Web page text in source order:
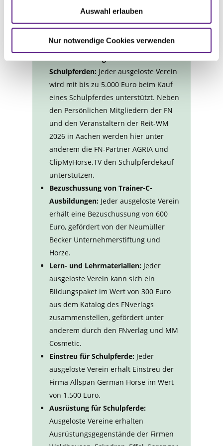
Auswahl erlauben
Nur notwendige Cookies verwenden
Die Maßnahmen im Überblick
Schulpferden: Jeder ausgeloste Verein
wird mit bis zu 5.000 Euro beim Kauf
eines Schulpferdes unterstützt. Neben
den Persönlichen Mitgliedern der FN
und den Veranstaltern der Reit-WM
2026 in Aachen werden hier unter
anderem die FN-Partner AGRIA und
ClipMyHorse.TV den Schulpferdekauf
unterstützen.
Bezuschussung von Trainer-C-
Ausbildungen: Jeder ausgeloste Verein
erhält eine Bezuschussung von 600
Euro, gefördert von der Neumüller
Becker Unternehmerstiftung und
Horze.
Lern- und Lehrmaterialien: Jeder
ausgeloste Verein kann sich ein
Bildungspaket im Wert von 300 Euro
aus dem Katalog des FNverlags
zusammenstellen, gefördert unter
anderem durch den FNverlag und MM
Cosmetic.
Einstreu für Schulpferde: Jeder
ausgeloste Verein erhält Einstreu der
Firma Allspan German Horse im Wert
von 1.500 Euro.
Ausrüstung für Schulpferde:
Ausgeloste Vereine erhalten
Ausrüstungsgegenstände der Firmen